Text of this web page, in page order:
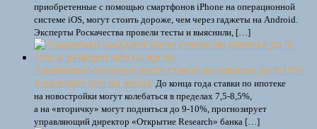
приобретенные с помощью смартфонов iPhone на операционной
системе iOS, могут стоить дороже, чем через гаджеты на Android.
Эксперты Роскачества провели тесты и выяснили, […]
Аналитики ожидают роста ставок по ипотеке до 9-10%
и разворот цен на жилье До конца года ставки по ипотеке
на новостройки могут колебаться в пределах 7,5-8,5%,
а на «вторичку» могут подняться до 9-10%, прогнозирует
управляющий директор «Открытие Research» банка […]